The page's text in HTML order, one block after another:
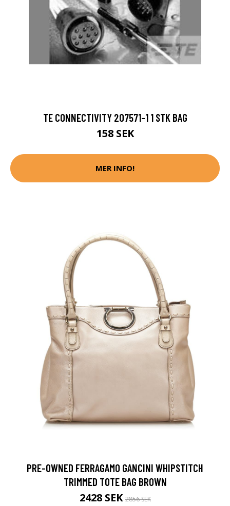
TE CONNECTIVITY 207571-1 1 STK BAG
158 SEK
MER INFO!
PRE-OWNED FERRAGAMO GANCINI WHIPSTITCH
TRIMMED TOTE BAG BROWN
2428 SEK2856 SEK